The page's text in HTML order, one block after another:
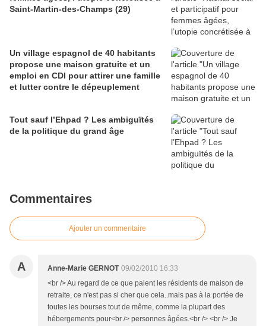
Saint-Martin-des-Champs (29)
Un village espagnol de 40 habitants
propose une maison gratuite et un
emploi en CDI pour attirer une famille
et lutter contre le dépeuplement
Tout sauf l’Ehpad ? Les ambiguïtés
de la politique du grand âge
Commentaires
Ajouter un commentaire
A Anne-Marie GERNOT 09/02/2010 16:33
<br /> Au regard de ce que paient les résidents de maison de
retraite, ce n'est pas si cher que cela..mais pas à la portée de
toutes les bourses tout de même, comme la plupart des
hébergements pour<br /> personnes âgées.<br /> <br /> Je